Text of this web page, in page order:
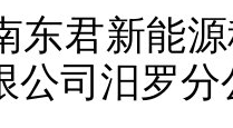
东君新能
公司汨罗分